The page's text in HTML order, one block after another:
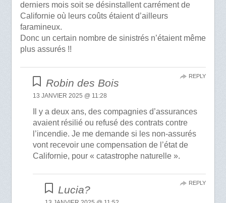
derniers mois soit se désinstallent carrément de
Californie où leurs coûts étaient d’ailleurs
faramineux.
Donc un certain nombre de sinistrés n’étaient même
plus assurés !!
Robin des Bois
13 JANVIER 2025 @ 11:28
Il y a deux ans, des compagnies d’assurances
avaient résilié ou refusé des contrats contre
l’incendie. Je me demande si les non-assurés
vont recevoir une compensation de l’état de
Californie, pour « catastrophe naturelle ».
REPLY
Lucia?
REPLY